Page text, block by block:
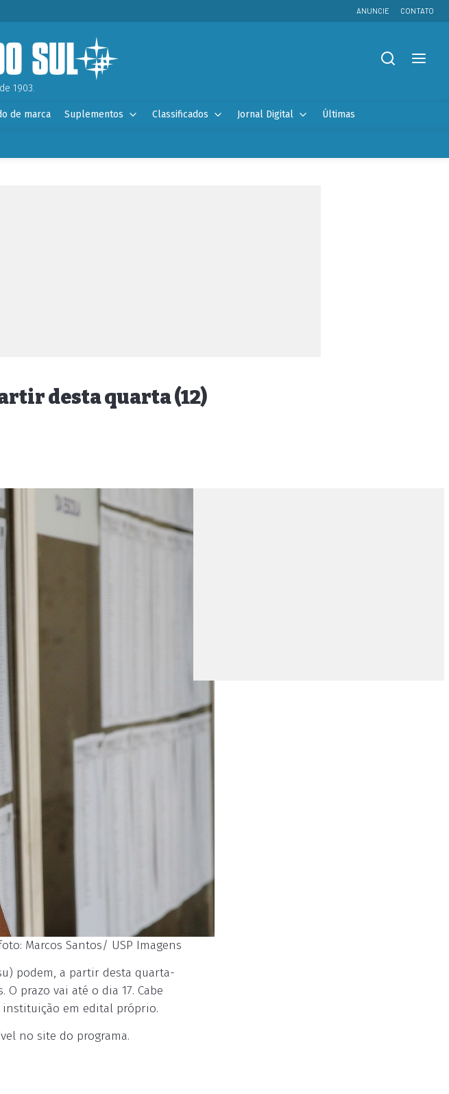
ANUNCIE CONTATO
1903.
de marca Suplementos Classificados Jornal Digital Últimas
desta quarta (12)
Marcos Santos/ USP Imagens
podem, a partir desta quarta-
prazo vai até o dia 17. Cabe
em edital próprio.
no site do programa.